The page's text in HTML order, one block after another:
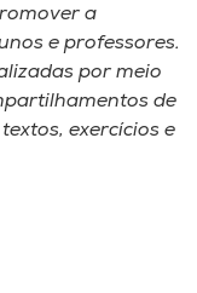
a
e professores.
por meio
de
exercícios e